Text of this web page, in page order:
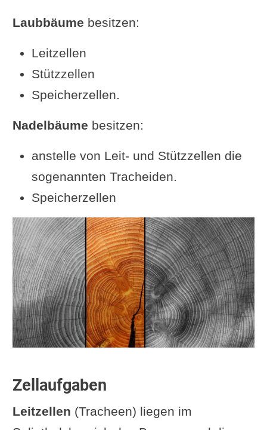
Laubbäume besitzen:
Leitzellen
Stützzellen
Speicherzellen.
Nadelbäume besitzen:
anstelle von Leit- und Stützzellen die
sogenannten Tracheiden.
Speicherzellen
Zellaufgaben
Leitzellen (Tracheen) liegen im